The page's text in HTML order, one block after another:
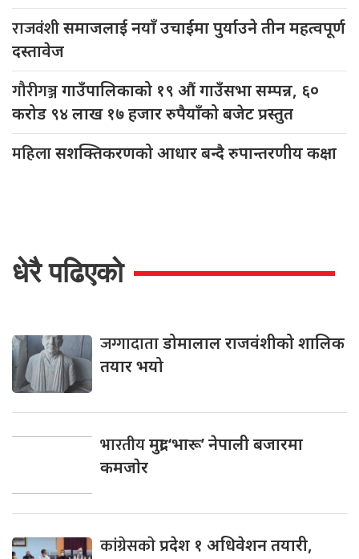
राजवंशीसमाजलाई नयाँ उचाईमा पुर्याउने तीन महत्वपूर्ण
दस्तावेज
गौरीगञ्जगाउँपालिकाको १९ औं गाउँसभा सम्पन्न, ६०
करोड ९४ लाख १७ हजार रुपैयाँको बजेट प्रस्तुत
महिलासशक्तिकरणको आधार बन्दै रुपान्तरणीय कक्षा
धेरै पढिएको
जग्गादाताडोमालाल राजवंशीको शालिक
तयार भयो
भारतीयमुद्रा ‘भारू’ नेपाली बजारमा
कमजाेर
कांग्रेसकाेप्रदेश १ अधिवेशन तयारी,